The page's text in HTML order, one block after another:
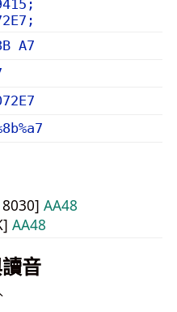
A7
AA48
AA48
音